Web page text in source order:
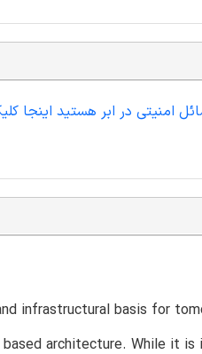
امنیتی در ابر هستید اینجا
infrastructural basis for
architecture. While it